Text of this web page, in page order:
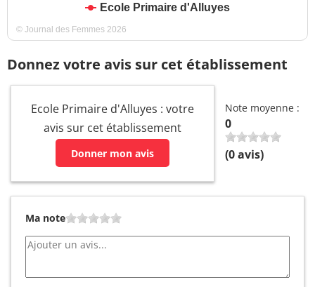
Ecole Primaire d'Alluyes
© Journal des Femmes 2026
Donnez votre avis sur cet établissement
Ecole Primaire d'Alluyes : votre
avis sur cet établissement
Donner mon avis
Note moyenne :
0
(0avis)
Ma note